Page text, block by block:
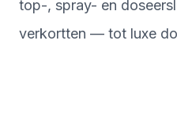
top-, spray- en
verkortten — tot luxe